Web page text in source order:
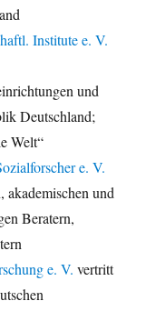
Institute e. V.
und
Deutschland;
Welt“
e. V.
akademischen und
Beratern,
e. V. vertritt